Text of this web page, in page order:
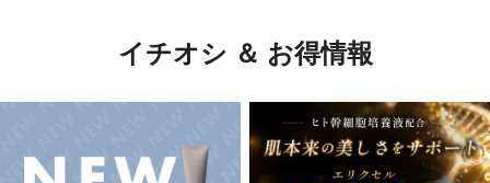
イチオシ ＆ お得情報